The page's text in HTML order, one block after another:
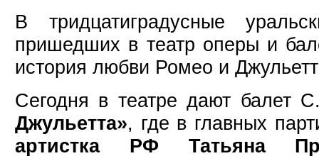
В тридцатиградусные
пришедших в театр оперы и
история любви Ромео и
Сегодня в театре дают балет
Джульетта», где в главных
артистка РФ Татьяна